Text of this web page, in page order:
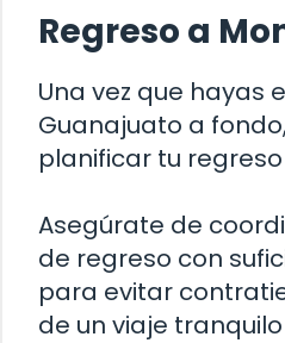
Regreso a
Una vez que hayas
Guanajuato a
planificar tu
Asegúrate de
de regreso con
para evitar
de un viaje